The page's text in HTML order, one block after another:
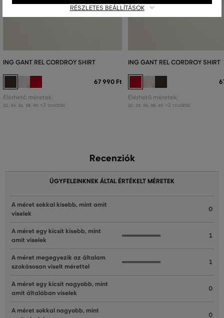
ING GANT REL CORDROY SHIRT
67 990 Ft
Elérhető méretek:
32 34 36 38 40 +2 további
ING GANT REL CORDROY SHIRT
Elérhető méretek:
32 34 36 38 40 +2 további
Recenziók
ÜGYFELEINKNEK ÁLTAL ÉRTÉKELT MÉRETEK
A méret sokkal kisebb, mint amit
viselek
0
A méret egy kicsit kisebb, mint
amit viselek
1
A méret megegyezik az általam
szokásosan viselt mérettel
1
A méret egy kicsit nagyobb, mint
amit általában viselek
0
A méret sokkal nagyobb, mint
0
RÉSZLETES BEÁLLÍTÁSOK